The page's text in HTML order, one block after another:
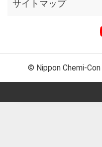
サイトマップ
© Nippon Chemi-